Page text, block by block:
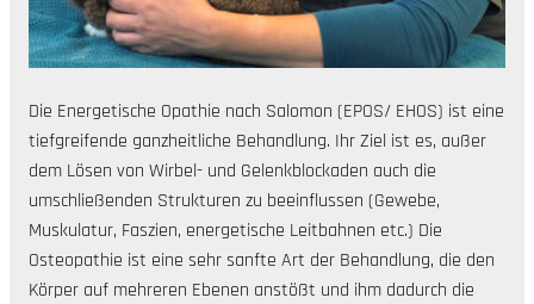
Die Energetische Opathie nach Salomon (EPOS/ EHOS) ist eine
tiefgreifende ganzheitliche Behandlung. Ihr Ziel ist es, außer
dem Lösen von Wirbel- und Gelenkblockaden auch die
umschließenden Strukturen zu beeinflussen (Gewebe,
Muskulatur, Faszien, energetische Leitbahnen etc.) Die
Osteopathie ist eine sehr sanfte Art der Behandlung, die den
Körper auf mehreren Ebenen anstößt und ihm dadurch die